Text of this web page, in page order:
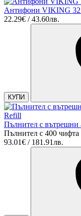
Антифони VIKING 32
22.29€ / 43.60лв.
КУПИ
Пълнител с
Пълнител с 400
93.01€ / 181.91лв.